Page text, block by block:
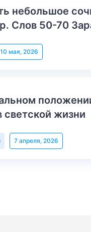
небольшое
Слов 50-70
10 мая, 2026
светской жизни
7 апреля, 2026